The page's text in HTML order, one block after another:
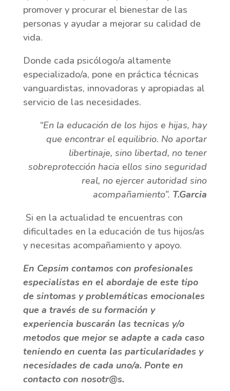
promover y procurar el bienestar de las
personas y ayudar a mejorar su calidad de
vida.
Donde cada psicólogo/a altamente
especializado/a, pone en práctica técnicas
vanguardistas, innovadoras y apropiadas al
servicio de las necesidades.
“En la educación de los hijos e hijas, hay
que encontrar el equilibrio. No aportar
libertinaje, sino libertad, no tener
sobreprotección hacia ellos sino seguridad
real, no ejercer autoridad sino
acompañamiento”. T.Garcia
Si en la actualidad te encuentras con
dificultades en la educación de tus hijos/as
y necesitas acompañamiento y apoyo.
En Cepsim contamos con profesionales
especialistas en el abordaje de este tipo
de sintomas y problemáticas emocionales
que a través de su formación y
experiencia buscarán las tecnicas y/o
metodos que mejor se adapte a cada caso
teniendo en cuenta las particularidades y
necesidades de cada uno/a. Ponte en
contacto con nosotr@s.